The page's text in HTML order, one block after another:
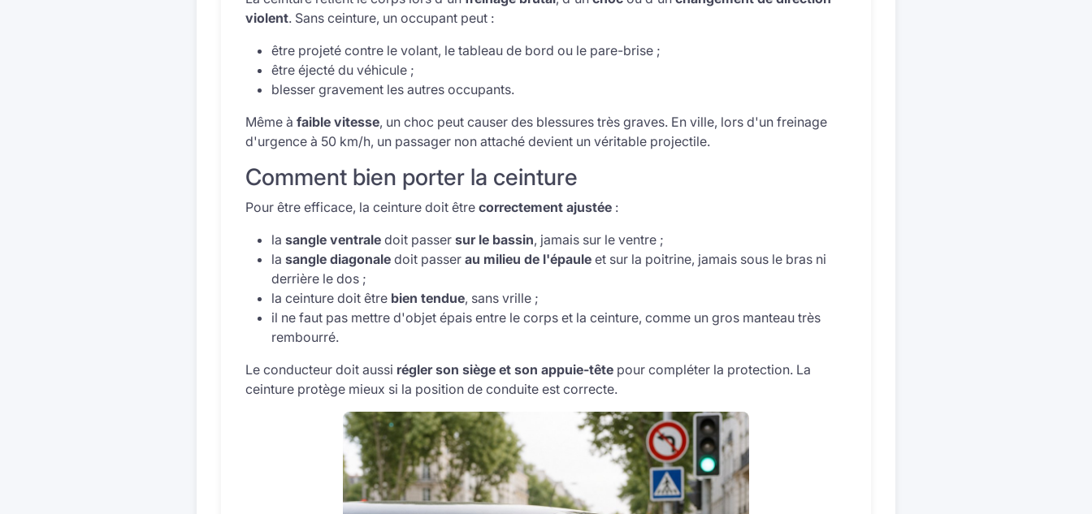
violent. Sans ceinture, un occupant peut :
être projeté contre le volant, le tableau de bord ou le pare-brise ;
être éjecté du véhicule ;
blesser gravement les autres occupants.
Même à faible vitesse, un choc peut causer des blessures très graves. En ville, lors d'un freinage
d'urgence à 50 km/h, un passager non attaché devient un véritable projectile.
Comment bien porter la ceinture
Pour être efficace, la ceinture doit être correctement ajustée :
la sangle ventrale doit passer sur le bassin, jamais sur le ventre ;
la sangle diagonale doit passer au milieu de l'épaule et sur la poitrine, jamais sous le bras ni
derrière le dos ;
la ceinture doit être bien tendue, sans vrille ;
il ne faut pas mettre d'objet épais entre le corps et la ceinture, comme un gros manteau très
rembourré.
Le conducteur doit aussi régler son siège et son appuie-tête pour compléter la protection. La
ceinture protège mieux si la position de conduite est correcte.